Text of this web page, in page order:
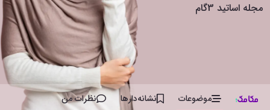
مجله اساتید 3گام
موضوعات نشانه‌دار‌ها نظرات من